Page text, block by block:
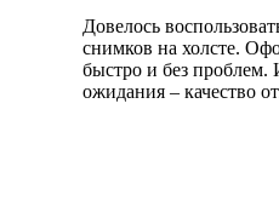
Довелось
снимков на холсте.
быстро и без проблем.
ожидания – качество